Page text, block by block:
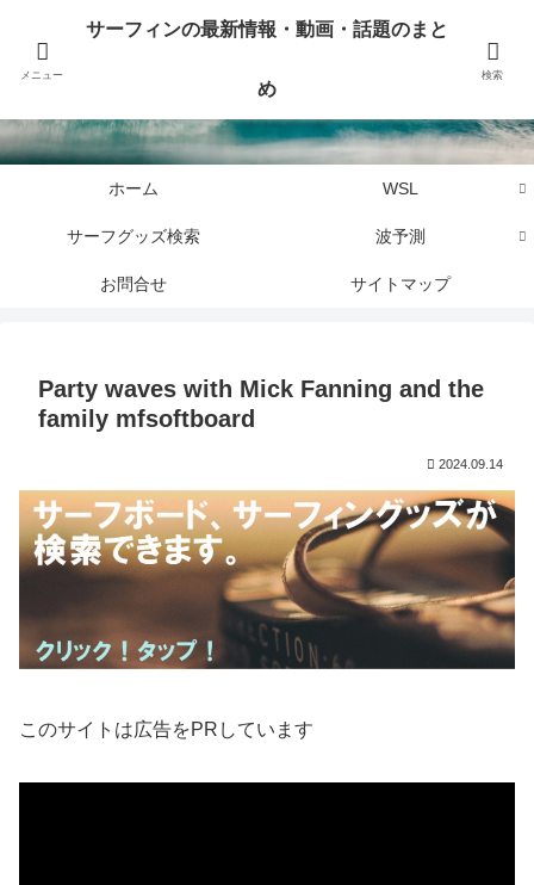
サーフィンに関するニュース・話題や最新情報を写真、画像、動画でまとめて
ホーム WSL
サーフグッズ検索 波予測
お問合せ サイトマップ
Party waves with Mick Fanning and the
family mfsoftboard
2024.09.14
このサイトは広告をPRしています
メニュー
サーフィンの最新情報・動画・話題のまと
め
検索